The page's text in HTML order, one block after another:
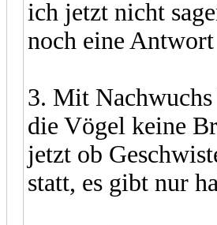
ich jetzt nicht
noch eine
3. Mit
die Vögel keine
jetzt ob
statt, es gibt nur